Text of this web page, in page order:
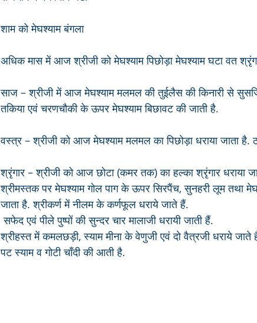
शाम को मेघश्याम बंगला
अधिक मास में आज श्रीजी को मेघश्याम पिछोड़ा मेघश्याम घटा वत
साज – श्रीजी में आज मेघश्याम मलमल की तुईलैस की किनारी से
तकिया एवं चरणचौकी के ऊपर मेघश्याम बिछावट की जाती है.
वस्त्र – श्रीजी को आज मेघश्याम मलमल का पिछोड़ा धराया जाता है.
श्रृंगार – श्रीजी को आज छोटा (कमर तक) का हल्का श्रृंगार धराया
श्रीमस्तक पर मेघश्याम गोल पाग के ऊपर सिरपैंच, सुनहरी लूम तथा
जाता है. श्रीकर्ण में नीलम के कर्णफूल धराये जाते हैं.
सफेद एवं पीले पुष्पों की सुन्दर चार मालाजी धरायी जाती हैं.
श्रीहस्त में कमलछड़ी, स्याम मीना के वेणुजी एवं दो वैत्रजी धराये जाते
पट स्याम व गोटी चाँदी की आती है.